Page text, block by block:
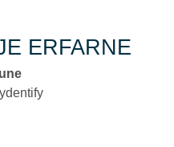
ERFARNE